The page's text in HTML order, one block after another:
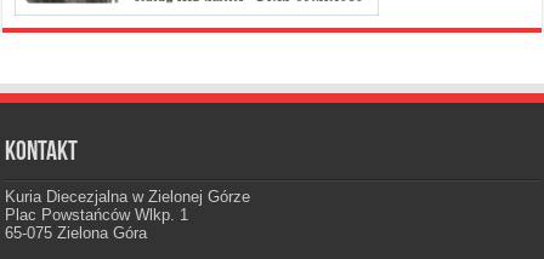
Kontakt
Kuria Diecezjalna w Zielonej Górze
Plac Powstańców Wlkp. 1
65-075 Zielona Góra